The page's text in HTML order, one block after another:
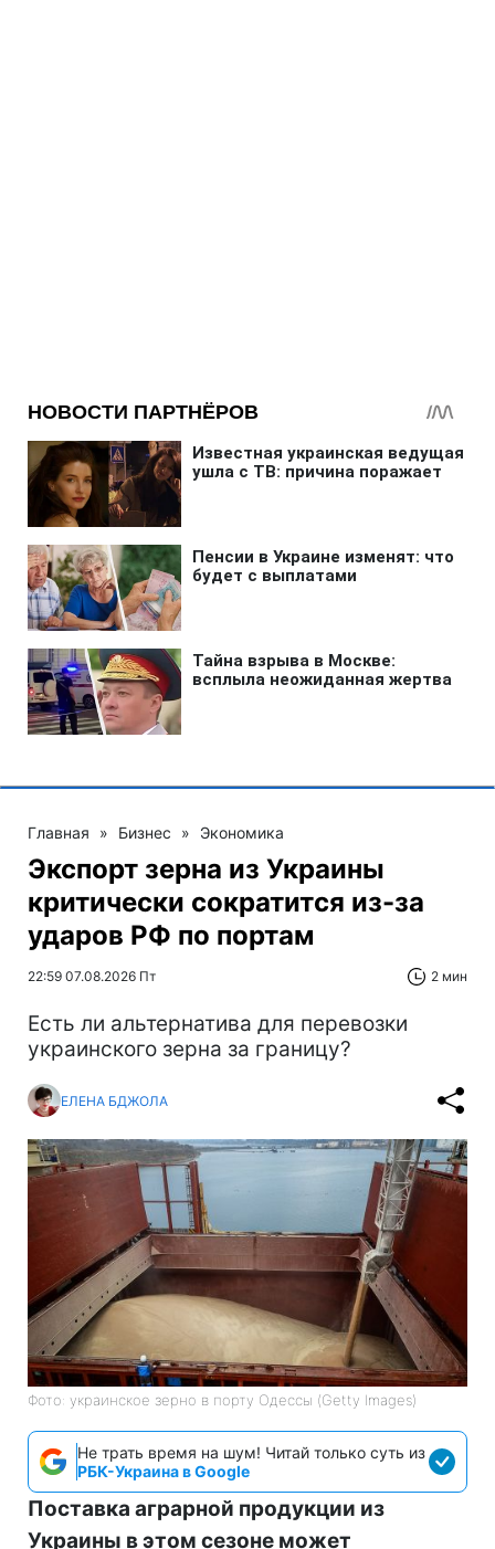
Главная » Бизнес » Экономика
Экспорт зерна из Украины
критически сократится из-за
ударов РФ по портам
22:59 07.08.2026 Пт 2 мин
Есть ли альтернатива для перевозки
украинского зерна за границу?
ЕЛЕНА БДЖОЛА
Фото: украинское зерно в порту Одессы (Getty Images)
Не трать время на шум! Читай только суть из
РБК-Украина в Google
Поставка аграрной продукции из
Украины в этом сезоне может